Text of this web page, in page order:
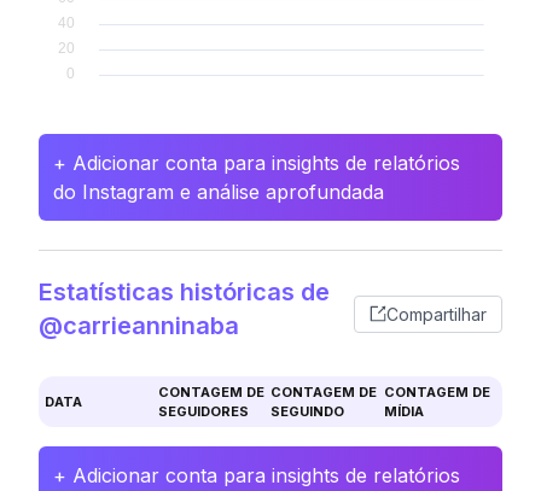
+ Adicionar conta para insights de relatórios
do Instagram e análise aprofundada
Estatísticas históricas de
@carrieanninaba
Compartilhar
DATA
CONTAGEM DE
SEGUIDORES
CONTAGEM DE
SEGUINDO
CONTAGEM DE
MÍDIA
+ Adicionar conta para insights de relatórios